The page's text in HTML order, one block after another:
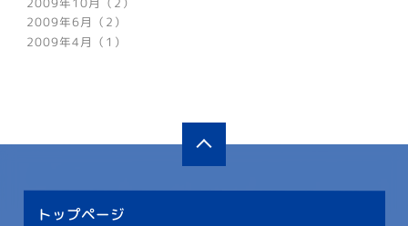
2009年6月（2）
2009年4月（1）
トップページ